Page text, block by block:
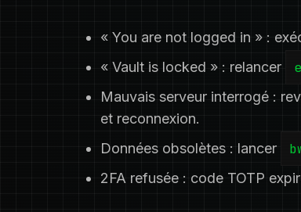
« You are not logged in » :
« Vault is locked » : relancer
Mauvais serveur interrogé :
et reconnexion.
Données obsolètes : lancer
2FA refusée : code TOTP